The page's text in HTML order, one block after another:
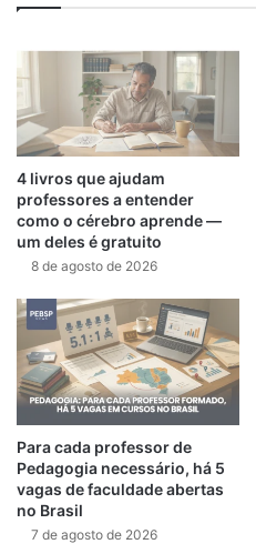
4 livros que ajudam
professores a entender
como o cérebro aprende —
um deles é gratuito
8 de agosto de 2026
Para cada professor de
Pedagogia necessário, há 5
vagas de faculdade abertas
no Brasil
7 de agosto de 2026